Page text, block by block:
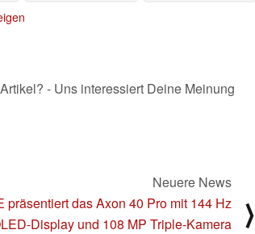
- Uns interessiert Deine Meinung
Neuere News
präsentiert das Axon 40 Pro mit 144 Hz
Display und 108 MP Triple-Kamera
⟩